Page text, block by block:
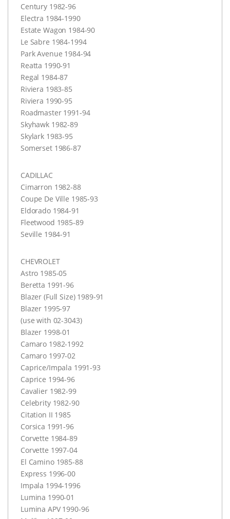
Century 1982-96
Electra 1984-1990
Estate Wagon 1984-90
Le Sabre 1984-1994
Park Avenue 1984-94
Reatta 1990-91
Regal 1984-87
Riviera 1983-85
Riviera 1990-95
Roadmaster 1991-94
Skyhawk 1982-89
Skylark 1983-95
Somerset 1986-87
CADILLAC
Cimarron 1982-88
Coupe De Ville 1985-93
Eldorado 1984-91
Fleetwood 1985-89
Seville 1984-91
CHEVROLET
Astro 1985-05
Beretta 1991-96
Blazer (Full Size) 1989-91
Blazer 1995-97
(use with 02-3043)
Blazer 1998-01
Camaro 1982-1992
Camaro 1997-02
Caprice/Impala 1991-93
Caprice 1994-96
Cavalier 1982-99
Celebrity 1982-90
Citation II 1985
Corsica 1991-96
Corvette 1984-89
Corvette 1997-04
El Camino 1985-88
Express 1996-00
Impala 1994-1996
Lumina 1990-01
Lumina APV1990-96